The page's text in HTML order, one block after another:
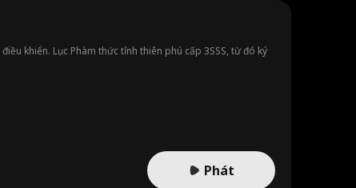
khiển. Lục Phàm thức tỉnh thiên phú cấp 3SSS, từ đó ký
Phát